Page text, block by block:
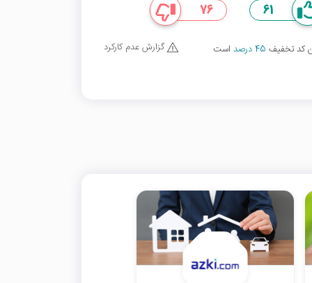
61
76
کد تخفیف 45 درصد است گزارش عدم کارکرد